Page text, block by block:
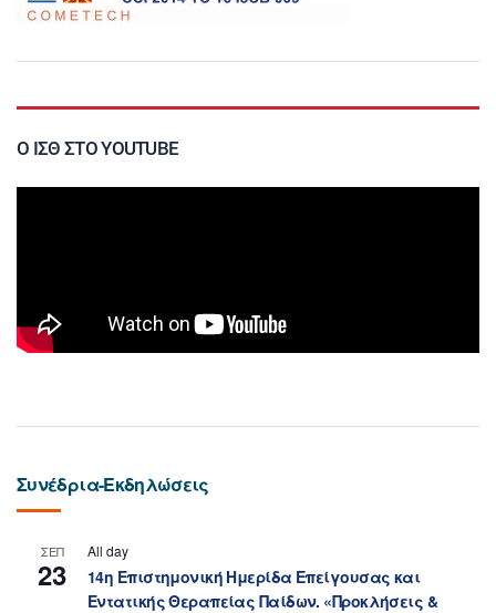
Ο ΙΣΘ ΣΤΟ YOUTUBE
Συνέδρια-Εκδηλώσεις
ΣΕΠ
23
All day
14η Επιστημονική Ημερίδα Επείγουσας και
Εντατικής Θεραπείας Παίδων. «Προκλήσεις &